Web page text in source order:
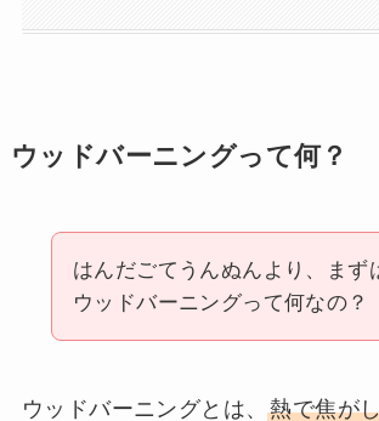
ウッドバーニングって何？
はんだごてうんぬんより、まず
ウッドバーニングって何なの？
ウッドバーニングとは、熱で焦が